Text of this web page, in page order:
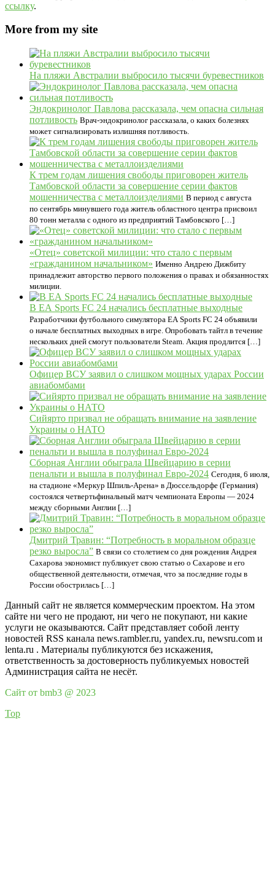
ссылку.
More from my site
На пляжи Австралии выбросило тысячи буревестников
Эндокринолог Павлова рассказала, чем опасна сильная
потливость Врач-эндокринолог рассказала, о каких болезнях
может сигнализировать излишняя потливость.
К трем годам лишения свободы приговорен житель
Тамбовской области за совершение серии фактов
мошенничества с металлоизделиями В период с августа
по сентябрь минувшего года житель областного центра присвоил
80 тонн металла с одного из предприятий Тамбовского […]
«Отец» советской милиции: что стало с первым
«гражданином начальником» Именно Андрею Дижбиту
принадлежит авторство первого положения о правах и обязанностях
милиции.
В EA Sports FC 24 начались бесплатные выходные
Разработчики футбольного симулятора EA Sports FC 24 объявили
о начале бесплатных выходных в игре. Опробовать тайтл в течение
нескольких дней смогут пользователи Steam. Акция продлится […]
Офицер ВСУ заявил о слишком мощных ударах России
авиабомбами
Сийярто призвал не обращать внимание на заявление
Украины о НАТО
Сборная Англии обыграла Швейцарию в серии
пенальти и вышла в полуфинал Евро-2024 Сегодня, 6 июля,
на стадионе «Меркур Шпиль-Арена» в Дюссельдорфе (Германия)
состоялся четвертьфинальный матч чемпионата Европы — 2024
между сборными Англии […]
Дмитрий Травин: “Потребность в моральном образце
резко выросла” В связи со столетием со дня рождения Андрея
Сахарова экономист публикует свою статью о Сахарове и его
общественной деятельности, отмечая, что за последние годы в
России обострилась […]
Данный сайт не является коммерческим проектом. На этом
сайте ни чего не продают, ни чего не покупают, ни какие
услуги не оказываются. Сайт представляет собой ленту
новостей RSS канала news.rambler.ru, yandex.ru, newsru.com и
lenta.ru . Материалы публикуются без искажения,
ответственность за достоверность публикуемых новостей
Администрация сайта не несёт.
Сайт от bmb3 @ 2023
Top